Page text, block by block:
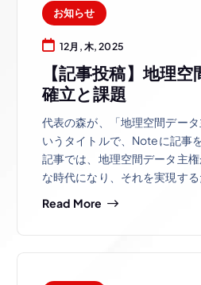
お知らせ
12月, 木, 2025
【記事投稿】地理
確立と課題
代表の森が、「地理空間デー
いうタイトルで、Noteに記事
記事では、地理空間データ主
な時代になり、それを実現す
Read More